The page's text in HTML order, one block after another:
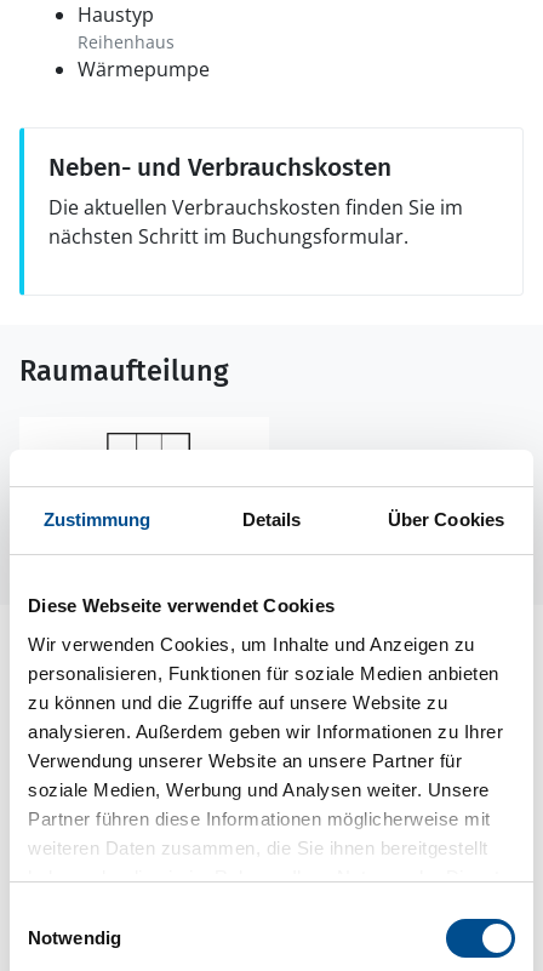
Zustimmung Details Über Cookies
Diese Webseite verwendet Cookies
Wir verwenden Cookies, um Inhalte und Anzeigen zu
personalisieren, Funktionen für soziale Medien anbieten
zu können und die Zugriffe auf unsere Website zu
analysieren. Außerdem geben wir Informationen zu Ihrer
Verwendung unserer Website an unsere Partner für
soziale Medien, Werbung und Analysen weiter. Unsere
Partner führen diese Informationen möglicherweise mit
weiteren Daten zusammen, die Sie ihnen bereitgestellt
haben oder die sie im Rahmen Ihrer Nutzung der Dienste
Notwendig
Haustyp
Reihenhaus
Wärmepumpe
Neben- und Verbrauchskosten
Die aktuellen Verbrauchskosten finden Sie im
nächsten Schritt im Buchungsformular.
Raumaufteilung
Lageplan
Adresse
Ferienhaus S87089
Marmarbyn 6
827 73 Kårböle